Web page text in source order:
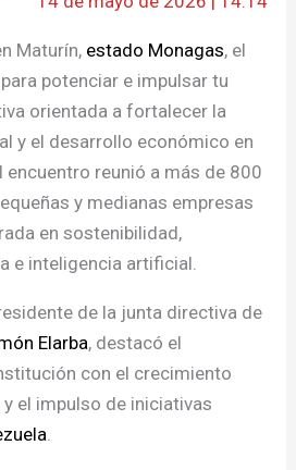
Maturín, estado Monagas, el
potenciar e impulsar tu
orientada a fortalecer la
y el desarrollo económico en
encuentro reunió a más de 800
y medianas empresas
en sostenibilidad,
e inteligencia artificial.
de la junta directiva de
Elarba, destacó el
con el crecimiento
el impulso de iniciativas